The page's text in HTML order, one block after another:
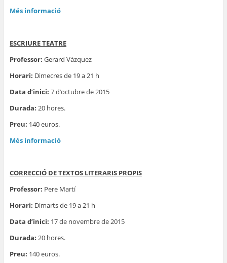
Més informació
ESCRIURE TEATRE
Professor: Gerard Vàzquez
Horari: Dimecres de 19 a 21 h
Data d’inici: 7 d’octubre de 2015
Durada: 20 hores.
Preu: 140 euros.
Més informació
CORRECCIÓ DE TEXTOS LITERARIS PROPIS
Professor: Pere Martí
Horari: Dimarts de 19 a 21 h
Data d’inici: 17 de novembre de 2015
Durada: 20 hores.
Preu: 140 euros.